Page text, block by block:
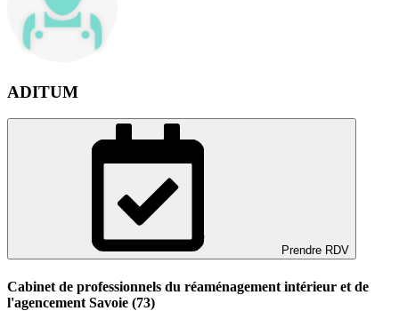
ADITUM
Prendre RDV
Cabinet de professionnels du réaménagement intérieur et de
l'agencement Savoie (73)